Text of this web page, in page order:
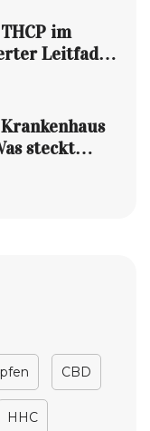
im
Leitfaden
von THCP
steckt
CBD
HHC